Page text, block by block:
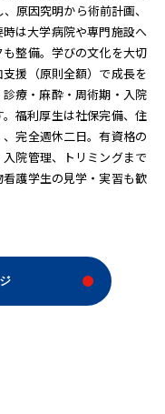
原因究明から術前計画、
は大学病院や専門施設へ
整備。学びの文化を大切
援（原則全額）で成長を
療・麻酔・周術期・入院
福利厚生は社保完備、住
完全週休二日。有資格の
院管理、トリミングまで
護学生の見学・実習も歓